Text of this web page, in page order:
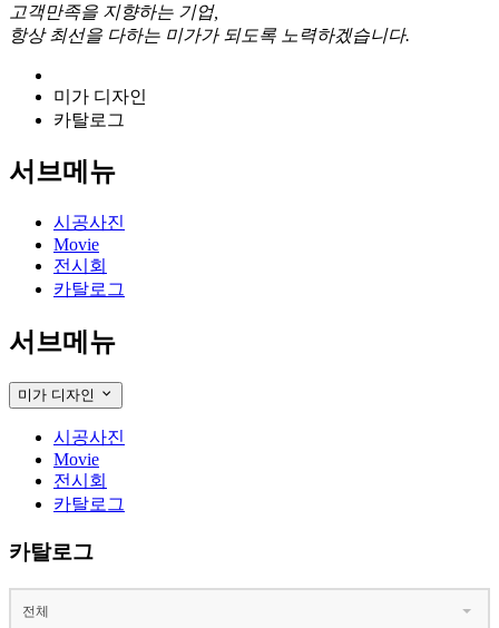
고객만족을 지향하는 기업,
항상 최선을 다하는 미가가 되도록 노력하겠습니다.
미가 디자인
카탈로그
서브메뉴
시공사진
Movie
전시회
카탈로그
서브메뉴
미가 디자인
시공사진
Movie
전시회
카탈로그
카탈로그
전체